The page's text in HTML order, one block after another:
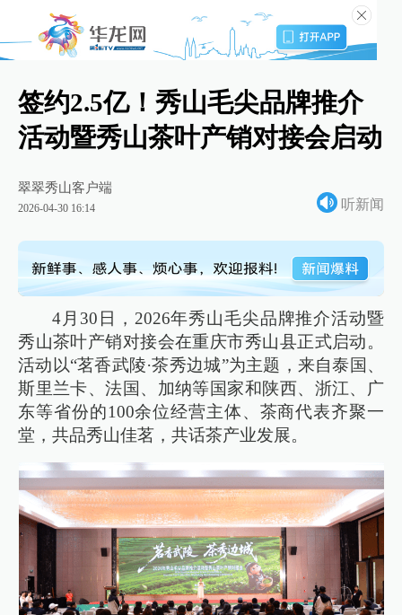
签约2.5亿！秀山毛尖品牌推介
活动暨秀山茶叶产销对接会启动
翠翠秀山客户端
2026-04-30 16:14 听新闻
4月30日，2026年秀山毛尖品牌推介活动暨
秀山茶叶产销对接会在重庆市秀山县正式启动。
活动以“茗香武陵·茶秀边城”为主题，来自泰国、
斯里兰卡、法国、加纳等国家和陕西、浙江、广
东等省份的100余位经营主体、茶商代表齐聚一
堂，共品秀山佳茗，共话茶产业发展。